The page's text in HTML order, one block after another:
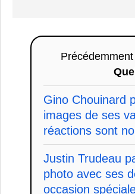
Gino Chouinard
images de ses
réactions sont
Justin Trudeau
photo avec ses
occasion